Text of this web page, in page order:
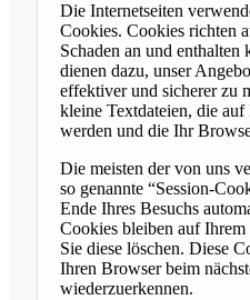
Die Internetseiten
Cookies. Cookies richten
Schaden an und
dienen dazu, unser
effektiver und sicherer zu
kleine Textdateien, die
werden und die Ihr
Die meisten der von uns
so genannte “Session-
Ende Ihres Besuchs
Cookies bleiben auf Ihrem
Sie diese löschen. Diese
Ihren Browser beim
wiederzuerkennen.